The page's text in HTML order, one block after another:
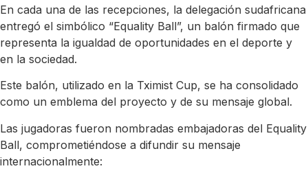
En cada una de las recepciones, la delegación sudafricana
entregó el simbólico “Equality Ball”, un balón firmado que
representa la igualdad de oportunidades en el deporte y
en la sociedad.
Este balón, utilizado en la Tximist Cup, se ha consolidado
como un emblema del proyecto y de su mensaje global.
Las jugadoras fueron nombradas embajadoras del Equality
Ball, comprometiéndose a difundir su mensaje
internacionalmente: